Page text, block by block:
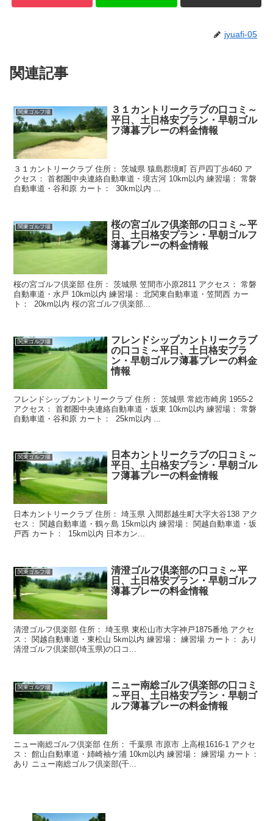
jyuafi-05
関連記事
関東ゴルフ場
３１カントリークラブの口コミ～
平日、土日格安プラン・早朝ゴル
フ薄暮プレーの料金情報
３１カントリークラブ 住所： 茨城県 猿島郡境町 百戸四丁歩460 ア
クセス： 首都圏中央連絡自動車道・境古河 10km以内 練習場： 常磐
自動車道・谷和原 カート： 30km以内 ...
関東ゴルフ場
桜の宮ゴルフ倶楽部の口コミ～平
日、土日格安プラン・早朝ゴルフ
薄暮プレーの料金情報
桜の宮ゴルフ倶楽部 住所： 茨城県 笠間市小原2811 アクセス： 常磐
自動車道・水戸 10km以内 練習場： 北関東自動車道・笠間西 カー
ト： 20km以内 桜の宮ゴルフ倶楽部...
関東ゴルフ場
フレンドシップカントリークラブ
の口コミ～平日、土日格安プラ
ン・早朝ゴルフ薄暮プレーの料金
情報
フレンドシップカントリークラブ 住所： 茨城県 常総市崎房 1955-2
アクセス： 首都圏中央連絡自動車道・坂東 10km以内 練習場： 常磐
自動車道・谷和原 カート： 25km以内 ...
関東ゴルフ場
日本カントリークラブの口コミ～
平日、土日格安プラン・早朝ゴル
フ薄暮プレーの料金情報
日本カントリークラブ 住所： 埼玉県 入間郡越生町大字大谷138 アク
セス： 関越自動車道・鶴ヶ島 15km以内 練習場： 関越自動車道・坂
戸西 カート： 15km以内 日本カン...
関東ゴルフ場
清澄ゴルフ倶楽部の口コミ～平
日、土日格安プラン・早朝ゴルフ
薄暮プレーの料金情報
清澄ゴルフ倶楽部 住所： 埼玉県 東松山市大字神戸1875番地 アクセ
ス： 関越自動車道・東松山 5km以内 練習場： 練習場 カート： あり
清澄ゴルフ倶楽部(埼玉県)の口コ...
関東ゴルフ場
ニュー南総ゴルフ倶楽部の口コミ
～平日、土日格安プラン・早朝ゴ
ルフ薄暮プレーの料金情報
ニュー南総ゴルフ倶楽部 住所： 千葉県 市原市 上高根1616-1 アクセ
ス： 館山自動車道・姉崎袖ケ浦 10km以内 練習場： 練習場 カート：
あり ニュー南総ゴルフ倶楽部(千...